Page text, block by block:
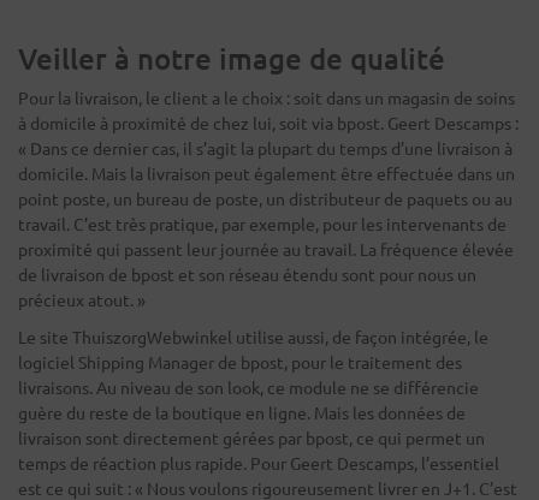
Veiller à notre image de qualité
Pour la livraison, le client a le choix : soit dans un magasin de soins
à domicile à proximité de chez lui, soit via bpost. Geert Descamps :
« Dans ce dernier cas, il s’agit la plupart du temps d’une livraison à
domicile. Mais la livraison peut également être effectuée dans un
point poste, un bureau de poste, un distributeur de paquets ou au
travail. C’est très pratique, par exemple, pour les intervenants de
proximité qui passent leur journée au travail. La fréquence élevée
de livraison de bpost et son réseau étendu sont pour nous un
précieux atout. »
Le site ThuiszorgWebwinkel utilise aussi, de façon intégrée, le
logiciel Shipping Manager de bpost, pour le traitement des
livraisons. Au niveau de son look, ce module ne se différencie
guère du reste de la boutique en ligne. Mais les données de
livraison sont directement gérées par bpost, ce qui permet un
temps de réaction plus rapide. Pour Geert Descamps, l’essentiel
est ce qui suit : « Nous voulons rigoureusement livrer en J+1. C’est